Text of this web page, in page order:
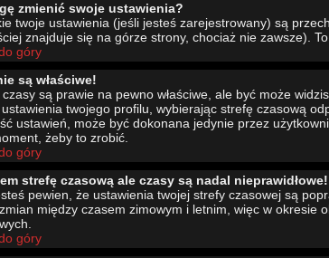
zmienić swoje ustawienia?
twoje ustawienia (jeśli jesteś zarejestrowany) są
znajduje się na górze strony, chociaż nie zawsze).
góry
są właściwe!
są prawie na pewno właściwe, ale być może
twojego profilu, wybierając strefę czasową
ustawień, może być dokonana jedynie przez
żeby to zrobić.
góry
strefę czasową ale czasy są nadal nieprawidłowe!
pewien, że ustawienia twojej strefy czasowej są
między czasem zimowym i letnim, więc w
góry